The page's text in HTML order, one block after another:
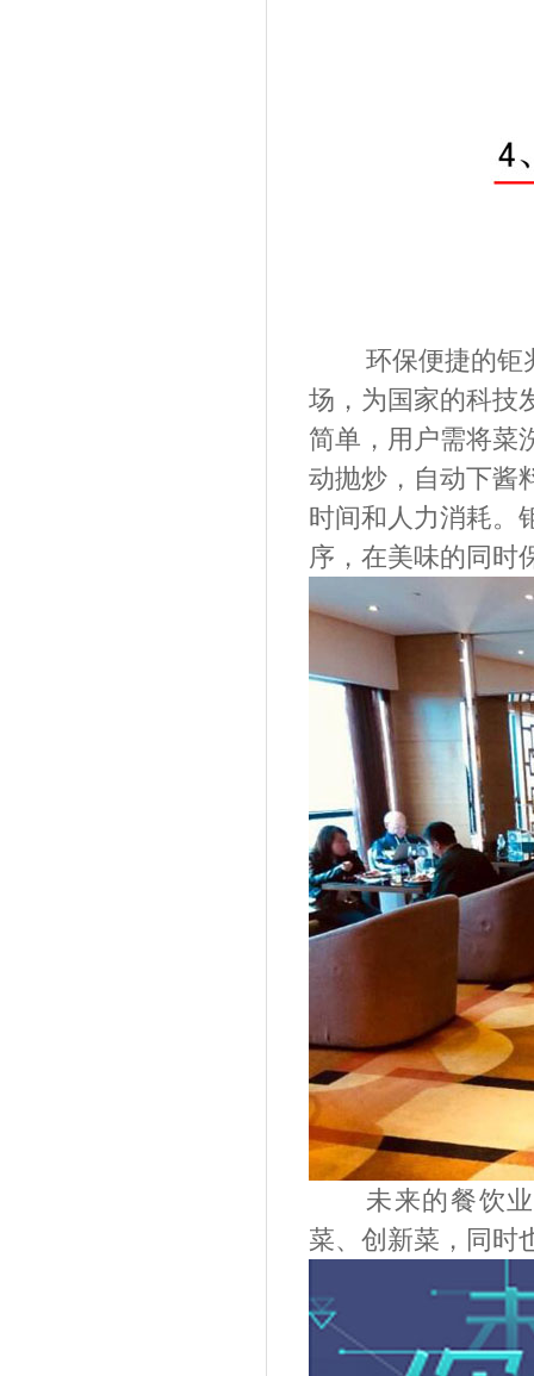
环保便捷的钜
场，为国家的科技
简单，用户需将菜
动抛炒，自动下酱
时间和人力消耗。
序，在美味的同时
未来的餐饮
菜、创新菜，同时